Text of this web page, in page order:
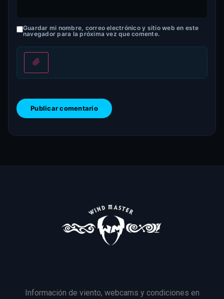
Guardar mi nombre, correo electrónico y sitio web en este
navegador para la próxima vez que comente.
Información de viento, webcams y condiciones en